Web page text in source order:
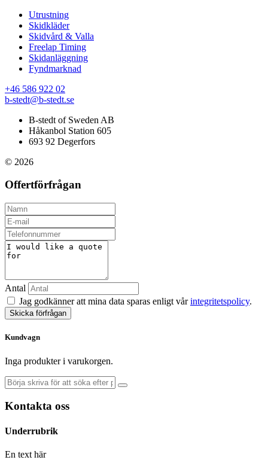
Utrustning
Skidkläder
Skidvård & Valla
Freelap Timing
Skidanläggning
Fyndmarknad
+46 586 922 02
b-stedt@b-stedt.se
B-stedt of Sweden AB
Håkanbol Station 605
693 92 Degerfors
© 2026
Offertförfrågan
Antal
Jag godkänner att mina data sparas enligt vårintegritetspolicy.
Skicka förfrågan
Kundvagn
Inga produkter i varukorgen.
Kontakta oss
Underrubrik
En text här